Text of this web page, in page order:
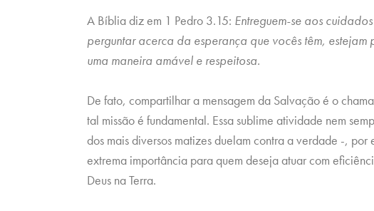
A Bíblia diz em 1 Pedro 3.15: Entreguem-se aos
perguntar acerca da esperança que vocês têm,
uma maneira amável e respeitosa.
De fato, compartilhar a mensagem da Salvação é o
tal missão é fundamental. Essa sublime atividade nem
dos mais diversos matizes duelam contra a verdade -,
extrema importância para quem deseja atuar com
Deus na Terra.